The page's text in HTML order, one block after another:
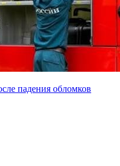
падения обломков